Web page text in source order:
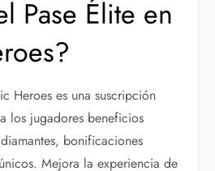
Pase Élite en
Heroes es una suscripción
los jugadores beneficios
bonificaciones
Mejora la experiencia de